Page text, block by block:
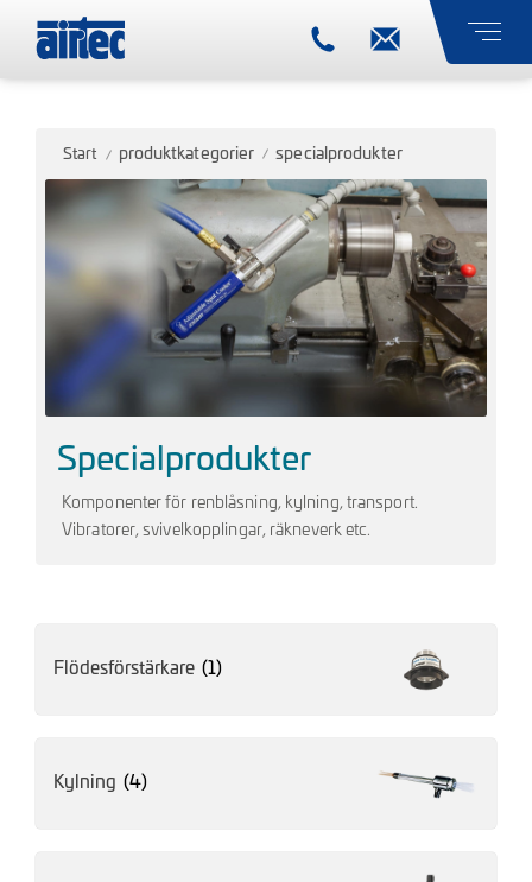
Start produktkategorier specialprodukter
Specialprodukter
Komponenter för renblåsning, kylning, transport.
Vibratorer, svivelkopplingar, räkneverk etc.
Flödesförstärkare (1)
Kylning (4)